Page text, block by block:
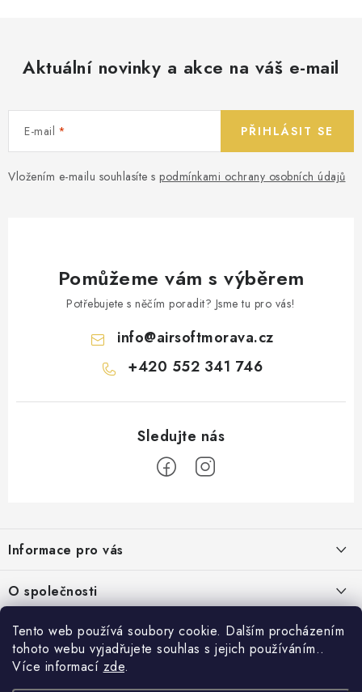
Tento web používá soubory cookie. Dalším procházením
tohoto webu vyjadřujete souhlas s jejich používáním..
Více informací zde.
Aktuální novinky a akce na váš e-mail
E-mail
Vložením e-mailu souhlasíte s podmínkami ochrany osobních údajů
PŘIHLÁSIT SE
Pomůžeme vám s výběrem
Potřebujete s něčím poradit? Jsme tu pro vás!
info@airsoftmorava.cz
+420 552 341 746
p
a
t
Informace pro vás
Podmínky ochrany osobních údajů
Reklamace
Vrácení zboží
O společnosti
O nás
Kontakt
AirsoftMorava.cz
AirsoftMorava s.r.o.
T. G. Masaryka 463
Nákupní košík